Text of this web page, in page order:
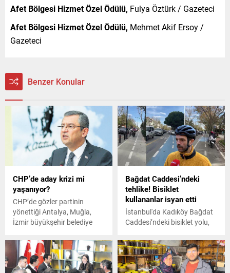
Afet Bölgesi Hizmet Özel Ödülü, Fulya Öztürk / Gazeteci
Afet Bölgesi Hizmet Özel Ödülü, Mehmet Akif Ersoy /
Gazeteci
Benzer Konular
CHP’de aday krizi mi
yaşanıyor?
CHP’de gözler partinin
yönettiği Antalya, Muğla,
İzmir büyükşehir belediye
olacağına çevrildi. Kulislerde
“adaylar üzerinde
anlaşamıyorlar” iddiası
Bağdat Caddesi’ndeki
tehlike! Bisiklet
kullananlar isyan etti
İstanbul'da Kadıköy Bağdat
Caddesi’ndeki bisiklet yolu,
kaçmak isteyen otomobil ve
motosiklet sürücülerinin
kestirmesi oldu.